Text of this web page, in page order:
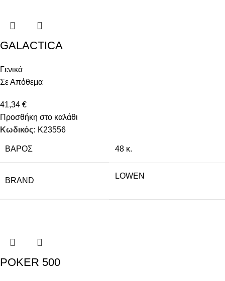
GALACTICA
Γενικά
Σε Απόθεμα
41,34 €
Προσθήκη στο καλάθι
Κωδικός: K23556
ΒΆΡΟΣ 48 κ.
BRAND
LOWEN
POKER 500